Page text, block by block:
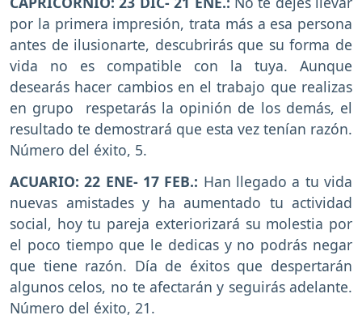
por la primera impresión, trata más a esa persona
antes de ilusionarte, descubrirás que su forma de
vida no es compatible con la tuya. Aunque
desearás hacer cambios en el trabajo que realizas
en grupo respetarás la opinión de los demás, el
resultado te demostrará que esta vez tenían razón.
Número del éxito, 5.
ACUARIO: 22 ENE- 17 FEB.: Han llegado a tu vida
nuevas amistades y ha aumentado tu actividad
social, hoy tu pareja exteriorizará su molestia por
el poco tiempo que le dedicas y no podrás negar
que tiene razón. Día de éxitos que despertarán
algunos celos, no te afectarán y seguirás adelante.
Número del éxito, 21.